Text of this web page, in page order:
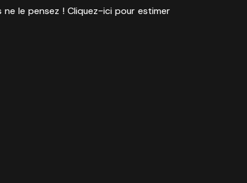
le pensez ! Cliquez-ici pour estimer